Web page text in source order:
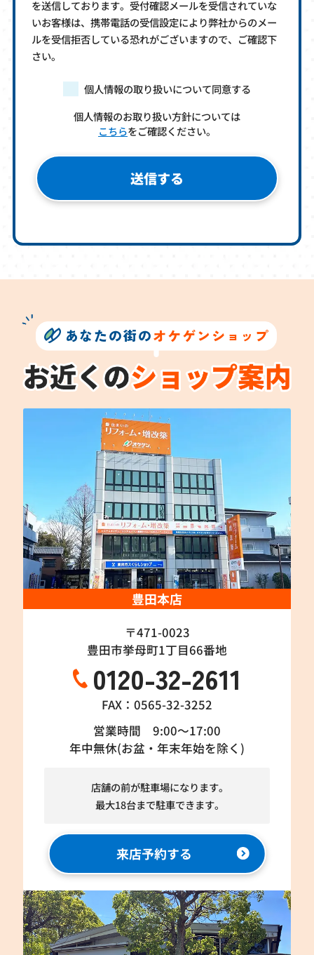
を送信しております。受付確認メールを受信されていな
いお客様は、携帯電話の受信設定により弊社からのメー
ルを受信拒否している恐れがございますので、ご確認下
さい。
個人情報の取り扱いについて同意する
個人情報のお取り扱い方針については
こちらをご確認ください。
あなたの街のオケゲンショップ
豊田本店
〒471-0023
豊田市挙母町1丁目66番地
0120-32-2611
FAX：0565-32-3252
営業時間 9:00～17:00
年中無休(お盆・年末年始を除く)
店舗の前が駐車場になります。
最大18台まで駐車できます。
来店予約する